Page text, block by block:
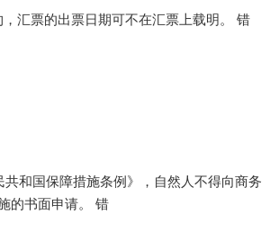
，汇票的出票日期可不在汇票上载明。 错
共和国保障措施条例》，自然人不得向商务
的书面申请。 错